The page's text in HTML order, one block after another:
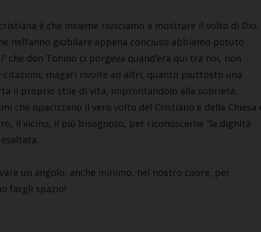
è che insieme riusciamo a mostrare il volto di Dio,
nell’anno giubilare appena concluso abbiamo potuto
che don Tonino ci porgeva quand’era qui tra noi, non
citazioni, magari rivolte ad altri, quanto piuttosto una
il proprio stile di vita, improntandolo alla sobrietà,
che opacizzano il vero volto del Cristiano e della Chiesa
il vicino, il più bisognoso, per riconoscerne “la dignità
un angolo, anche minimo, nel nostro cuore, per
fargli spazio!